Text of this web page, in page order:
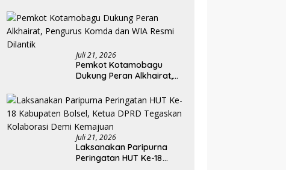
Dirjen Perhubungan Laut
Juli 21, 2026
Pemkot Kotamobagu
Dukung Peran Alkhairat,
Resmi Dilantik
Juli 21, 2026
Laksanakan Paripurna
Peringatan HUT Ke-18